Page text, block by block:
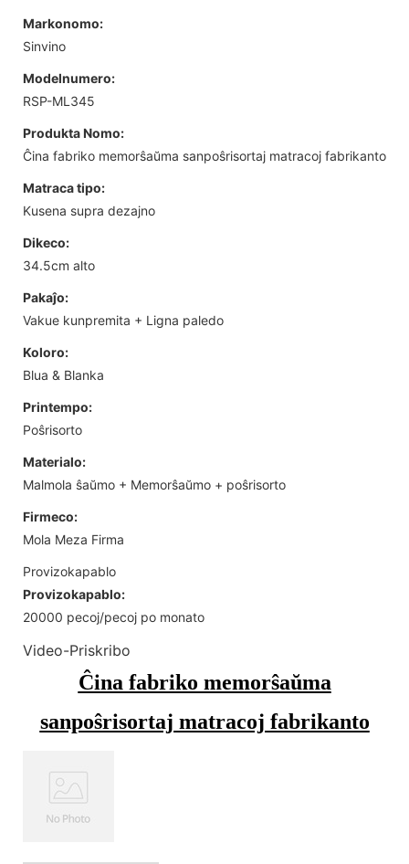
Markonomo:
Sinvino
Modelnumero:
RSP-ML345
Produkta Nomo:
Ĉina fabriko memorŝaŭma sanpoŝrisortaj matracoj fabrikanto
Matraca tipo:
Kusena supra dezajno
Dikeco:
34.5cm alto
Pakaĵo:
Vakue kunpremita + Ligna paledo
Koloro:
Blua & Blanka
Printempo:
Poŝrisorto
Materialo:
Malmola ŝaŭmo + Memorŝaŭmo + poŝrisorto
Firmeco:
Mola Meza Firma
Provizokapablo
Provizokapablo:
20000 pecoj/pecoj po monato
Video-Priskribo
Ĉina fabriko memorŝaŭma
sanpoŝrisortaj matracoj fabrikanto